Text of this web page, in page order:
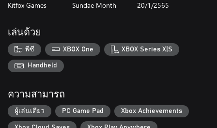
Kitfox Games Sundae Month 20/1/2565
เล่นด้วย
พีซี XBOX One XBOX Series X|S
Handheld
ความสามารถ
ผู้เล่นเดียว PC Game Pad Xbox Achievements